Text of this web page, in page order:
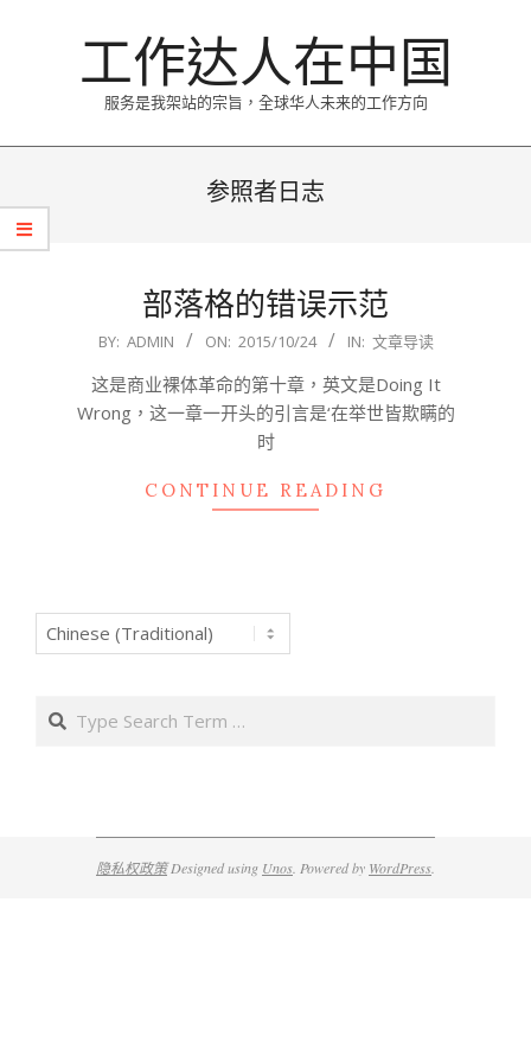
工作达人在中国
服务是我架站的宗旨，全球华人未来的工作方向
Menu
参照者日志
部落格的错误示范
2015-
BY: ADMIN ON: 2015/10/24 IN: 文章导读
这是商业裸体革命的第十章，英文是Doing It
Wrong，这一章一开头的引言是‘在举世皆欺瞒的
时
CONTINUE READING
Search
隐私权政策Designed using Unos . Powered by WordPress